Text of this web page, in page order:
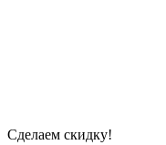
Сделаем скидку!